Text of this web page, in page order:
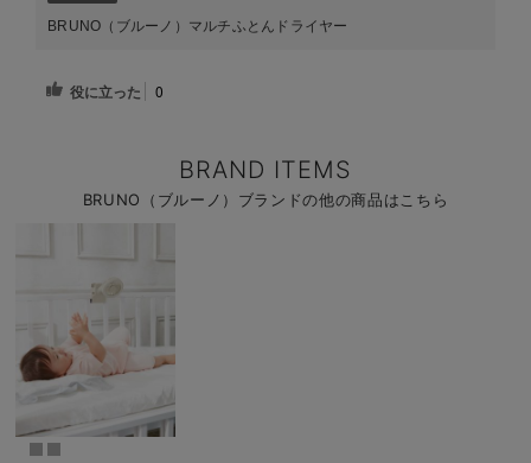
BRUNO（ブルーノ）マルチふとんドライヤー
役に立った 0
BRAND ITEMS
BRUNO（ブルーノ）ブランドの他の商品はこちら